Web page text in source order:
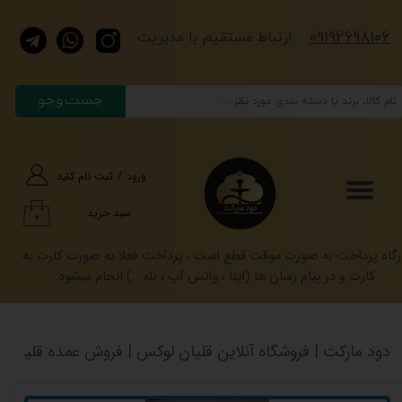
جست وجو
ورود / ثبت نام کنید
حساب کاربری من
سفارشات
خروج از حساب کاربری
۰ سبد خرید
​​​ارتباط مستقیم با مدیریت ​​​09192698106
پرداخت به صورت موقت قطع است ، پرداخت فعلا به صورت کارت به
کارت و در پیام رسان ها (ایتا ، واتس آپ ، بله ..) انجام میشود.
دود مارکت | فروشگاه آنلاین قلیان لوکس | فروش عمده قلیان